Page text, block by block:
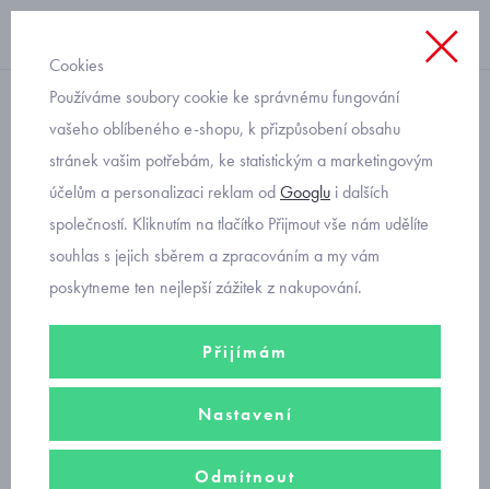
baleríny
dívčí lakované baleríny
Mayoral 48470-36
Cookies
Používáme soubory cookie ke správnému fungování
vašeho oblíbeného e-shopu, k přizpůsobení obsahu
stránek vašim potřebám, ke statistickým a marketingovým
účelům a personalizaci reklam odGooglu i dalších
společností. Kliknutím na tlačítko Přijmout vše nám udělíte
souhlas s jejich sběrem a zpracováním a my vám
poskytneme ten nejlepší zážitek z nakupování.
Přijímám
Nastavení
Odmítnout